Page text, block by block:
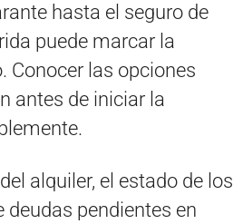
hasta el seguro de
puede marcar la
Conocer las opciones
antes de iniciar la
alquiler, el estado de los
pendientes en